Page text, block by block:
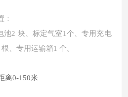
：
池2 块、标定气室1个、专用充电
、专用运输箱1 个。